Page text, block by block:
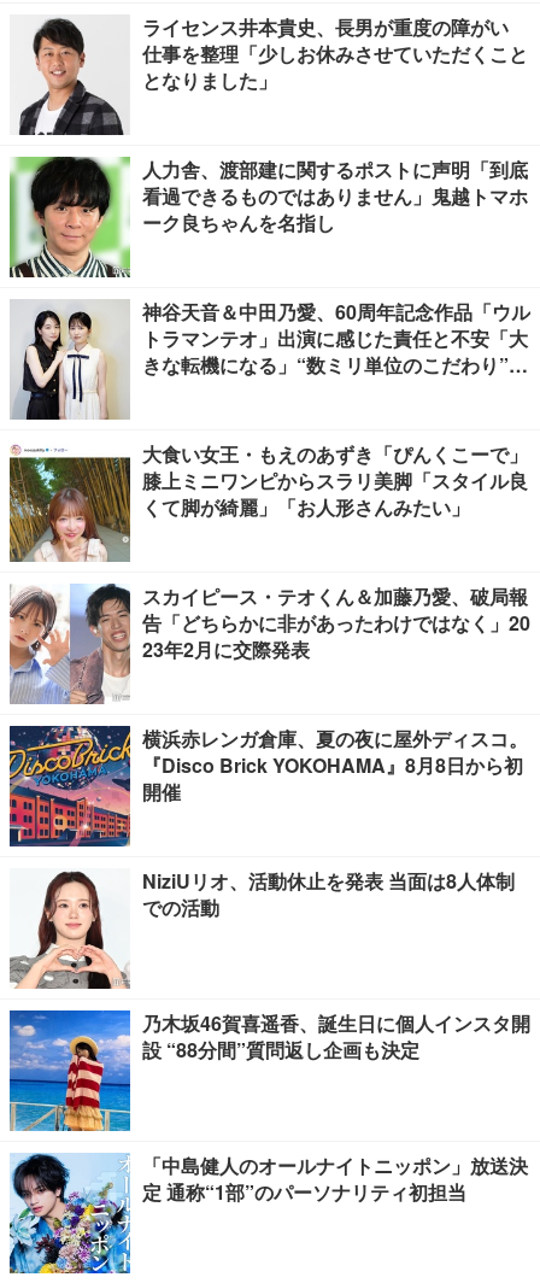
ライセンス井本貴史、長男が重度の障がい
仕事を整理「少しお休みさせていただくこと
となりました」
人力舎、渡部建に関するポストに声明「到底
看過できるものではありません」鬼越トマホ
ーク良ちゃんを名指し
神谷天音＆中田乃愛、60周年記念作品「ウル
トラマンテオ」出演に感じた責任と不安「大
きな転機になる」“数ミリ単位のこだわり”特
大食い女王・もえのあずき「ぴんくこーで」
膝上ミニワンピからスラリ美脚「スタイル良
くて脚が綺麗」「お人形さんみたい」
スカイピース・テオくん＆加藤乃愛、破局報
告「どちらかに非があったわけではなく」20
23年2月に交際発表
横浜赤レンガ倉庫、夏の夜に屋外ディスコ。
『Disco Brick YOKOHAMA』8月8日から初
開催
NiziUリオ、活動休止を発表 当面は8人体制
での活動
乃木坂46賀喜遥香、誕生日に個人インスタ開
設 “88分間”質問返し企画も決定
「中島健人のオールナイトニッポン」放送決
定 通称“1部”のパーソナリティ初担当